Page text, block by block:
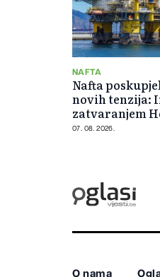
NAFTA
Nafta
novih tenzija:
zatvaranjem
moreuza
07. 08. 2026.
O nama